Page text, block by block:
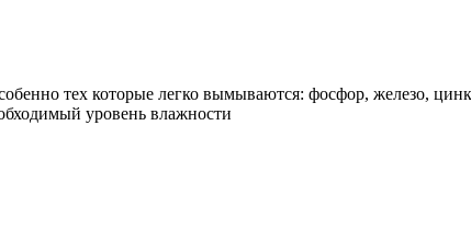
тех которые легко вымываются: фосфор, железо,
уровень влажности